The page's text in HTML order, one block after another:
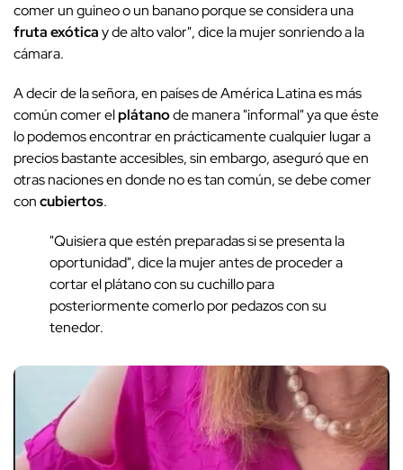
comer un guineo o un banano porque se considera una
fruta exóticay de alto valor", dice la mujer sonriendo a la
cámara.
A decir de la señora, en países de América Latina es más
común comer elplátanode manera "informal" ya que éste
lo podemos encontrar en prácticamente cualquier lugar a
precios bastante accesibles, sin embargo, aseguró que en
otras naciones en donde no es tan común, se debe comer
concubiertos.
"Quisiera que estén preparadas si se presenta la
oportunidad", dice la mujer antes de proceder a
cortar el plátano con su cuchillo para
posteriormente comerlo por pedazos con su
tenedor.